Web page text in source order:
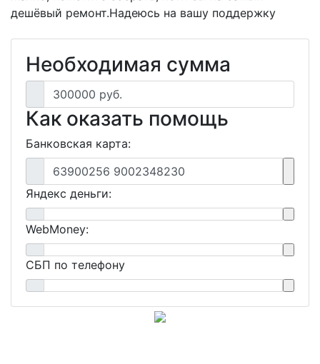
дешёвый ремонт.Надеюсь на вашу поддержку
Необходимая сумма
300000 руб.
Как оказать помощь
Банковская карта:
63900256 9002348230
Яндекс деньги:
WebMoney:
СБП по телефону